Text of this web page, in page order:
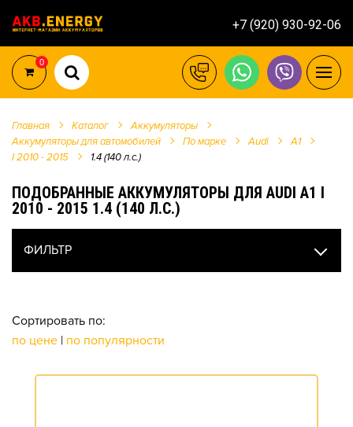
+7 (920) 930-92-06
0
Главная Каталог
Аккумуляторы
Аккумуляторы для автомобилей
По марке Audi
A1
I 2010 - 2015
1.4 (140 л.с.)
ПОДОБРАННЫЕ АККУМУЛЯТОРЫ ДЛЯ AUDI A1 I
2010 - 2015 1.4 (140 Л.С.)
ФИЛЬТР
Сортировать по:
по цене | по популярности